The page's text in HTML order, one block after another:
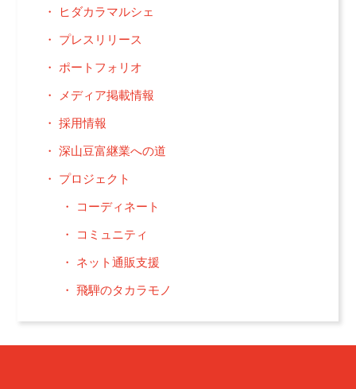
ヒダカラマルシェ
プレスリリース
ポートフォリオ
メディア掲載情報
採用情報
深山豆富継業への道
プロジェクト
コーディネート
コミュニティ
ネット通販支援
飛騨のタカラモノ